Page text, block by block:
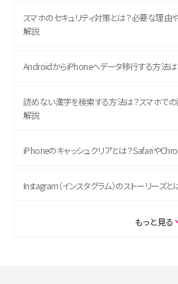
スマホのセキュリティ対策とは？必要な理
解説
AndroidからiPhoneへデータ移行する方法は
読めない漢字を検索する方法は？スマホで
解説
iPhoneのキャッシュクリアとは？Safariや
Instagram（インスタグラム）のストーリーズ
ASMRとは？初心者向けの代表ジャンルや楽
もっと見る